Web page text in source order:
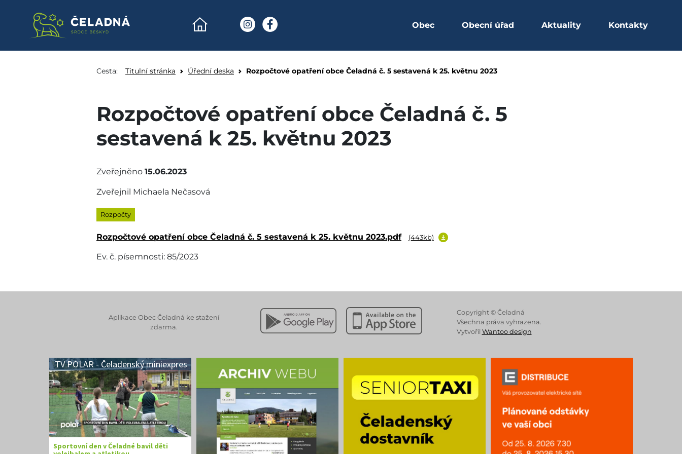
Rozpočtové opatření obce Čeladná č. 5 sestavená k 25. květnu
Obec Obecní úřad Aktuality Kontakty
Cesta: Titulní stránka Úřední deska Rozpočtové opatření obce Čeladná č. 5 sestavená k 25. květnu 2023
Rozpočtové opatření obce Čeladná č. 5
sestavená k 25. květnu 2023
Zveřejněno 15.06.2023
Zveřejnil Michaela Nečasová
Rozpočty
Rozpočtové opatření obce Čeladná č. 5 sestavená k 25. květnu 2023.pdf (443kb)
Ev. č. písemnosti: 85/2023
Aplikace Obec Čeladná ke stažení
zdarma.
Stáhnout z Google Play Stáhnout z Apple App StoreCopyright © Čeladná
Všechna práva vyhrazena.
Vytvořil Wantoo design